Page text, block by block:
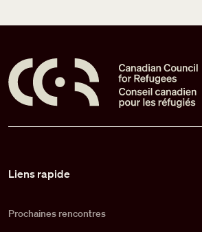
Liens rapide
Prochaines rencontres